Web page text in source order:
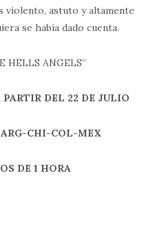
violento, astuto y altamente
se había dado cuenta.
HELLS ANGELS”
DEL 22 DE JULIO
CHI-COL-MEX
DE 1 HORA